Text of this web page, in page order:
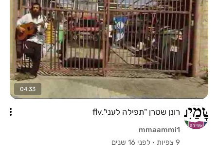
04:33
רונן שטרן "תפילה לעני".flv
mmaammi1
9 צפיות
· לפני 16 שנים